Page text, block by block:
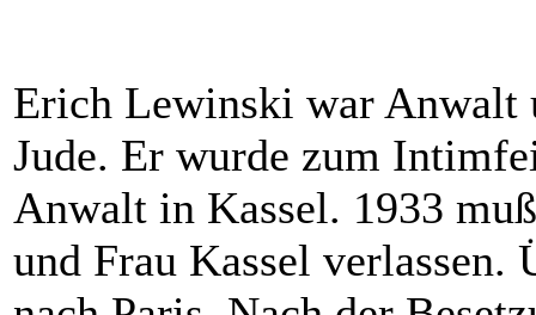
Erich Lewinski war Anwalt
Jude. Er wurde zum
Anwalt in Kassel. 1933
und Frau Kassel